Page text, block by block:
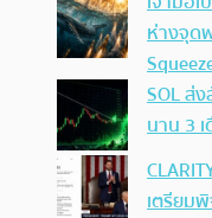
ห่างจุด
SOL ส่
นาน 3
เตรียม